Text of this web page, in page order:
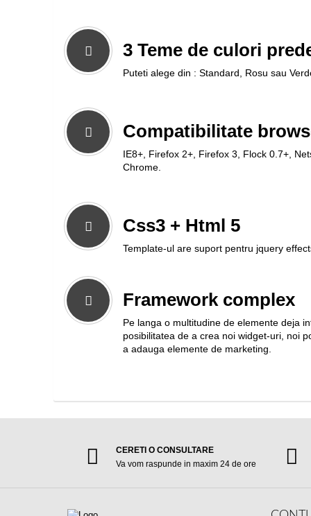
3 Teme de culori
Puteti alege din : Standard, Rosu sau
Compatibilitate
IE8+, Firefox 2+, Firefox 3, Flock 0.7+,
Chrome.
Css3 + Html 5
Template-ul are suport pentru jquery
Framework complex
Pe langa o multitudine de elemente deja
posibilitatea de a crea noi widget-uri, noi
a adauga elemente de marketing.
CERETI O CONSULTARE
Va vom raspunde in maxim 24 de ore